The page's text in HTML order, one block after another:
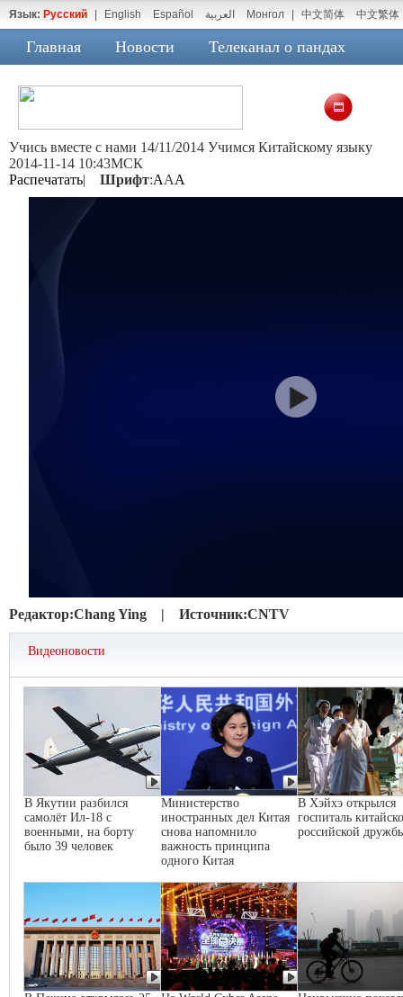
Язык: Русский English Español العربية Монгол 中文简体 中文繁体
Главная Новости Телеканал о пандах
Учись вместе с нами 14/11/2014 Учимся Китайскому языку
2014-11-14 10:43МСК
Распечатать| Шрифт:AAA
Редактор:Chang Ying | Источник:CNTV
Видеоновости
В Якутии разбился
самолёт Ил-18 с
военными, на борту
было 39 человек
Министерство
иностранных дел Китая
снова напомнило
важность принципа
одного Китая
В Хэйхэ открылся
госпиталь
российской